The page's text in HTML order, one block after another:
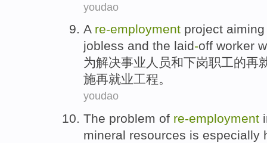
youdao
A re-employment project aiming
jobless and the laid-off worker
为解决事业人员和下岗职工的再
施再就业工程。
youdao
The problem of re-employment
mineral resources is especially